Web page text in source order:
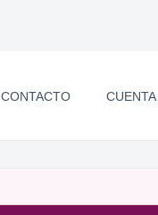
CONTACTO CUENTA